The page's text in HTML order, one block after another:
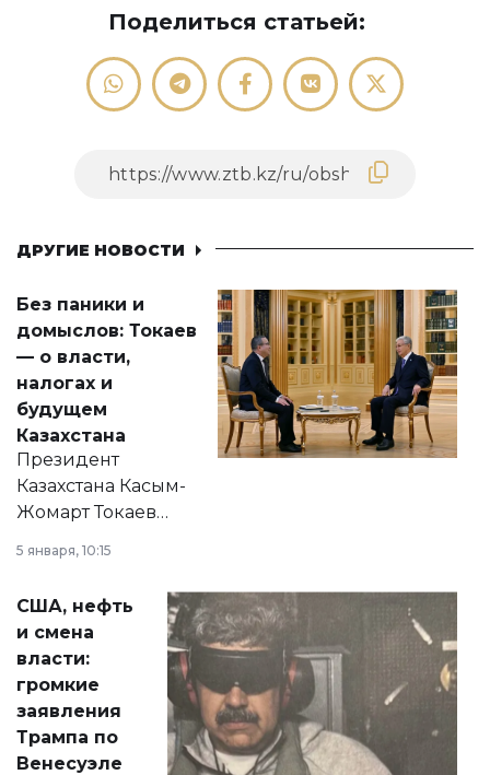
Поделиться статьей:
ДРУГИЕ НОВОСТИ
Без паники и
домыслов: Токаев
— о власти,
налогах и
будущем
Казахстана
Президент
Казахстана Касым-
Жомарт Токаев
сразу несколько
актуальных тем —
от слухов о
политических
реформах до
вопросов армии,
экономики и
личного здоровья.
5 января, 10:15
США, нефть
и смена
власти:
громкие
заявления
Трампа по
Венесуэле